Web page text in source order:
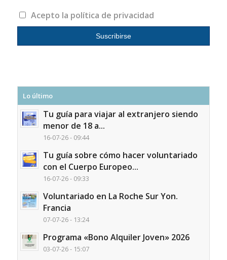
Acepto la política de privacidad
Lo último
Tu guía para viajar al extranjero siendo
menor de 18 a...
16-07-26 - 09:44
Tu guía sobre cómo hacer voluntariado
con el Cuerpo Europeo...
16-07-26 - 09:33
Voluntariado en La Roche Sur Yon.
Francia
07-07-26 - 13:24
Programa «Bono Alquiler Joven» 2026
03-07-26 - 15:07